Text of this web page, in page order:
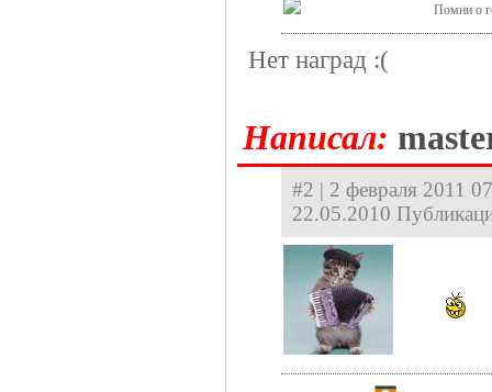
Помни о
Нет наград :(
Hаписал:
#2 | 2 февраля 2011
22.05.2010